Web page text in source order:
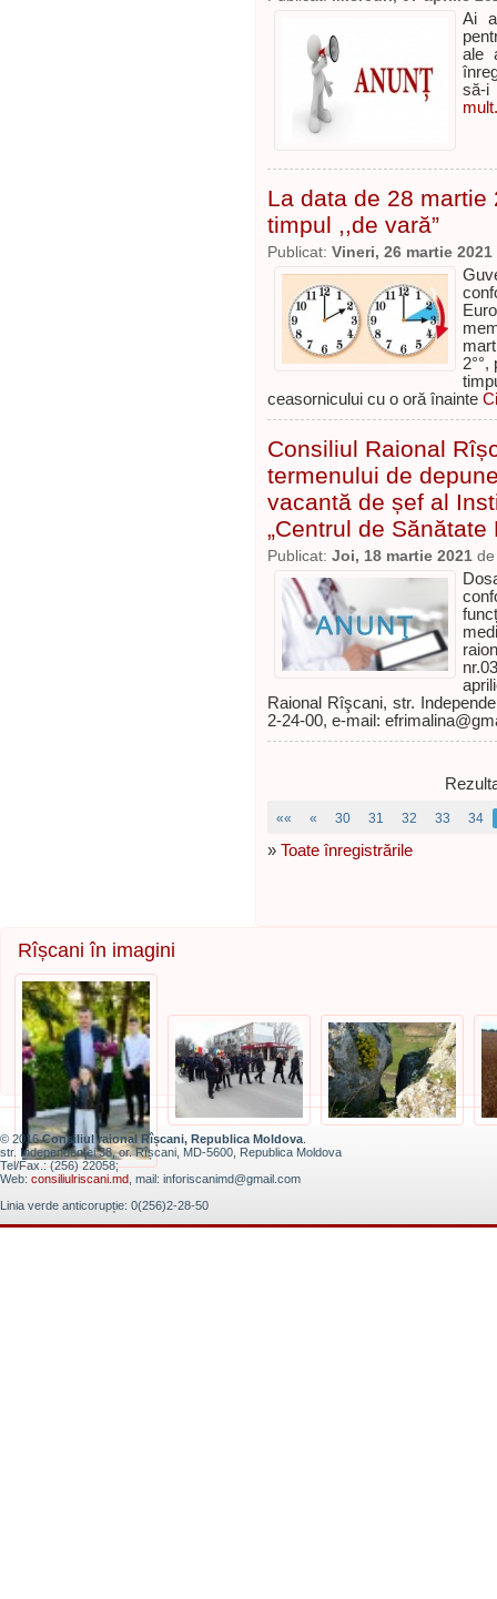
Ai
ale
să-i
La data de 28
timpul ,,de vară”
Publicat: Vineri, 26 martie 2021
ceasornicului cu o oră înainte
Consiliul Raional
termenului de
vacantă de șef al
„Centrul de Sănătate
Publicat: Joi, 18 martie 2021
Raional Rîşcani, str.
2-24-00, e-mail:
«« « 30 31 32 33 34
» Toate înregistrările
Rîșcani în imagini
© 2016Consiliul raional Rîșcani, Republica Moldova
str. Independenţei 38, or. Rîșcani, MD-5600, Republica Moldova
Tel/Fax.: (256) 22058;
Web: consiliulriscani.md , mail: inforiscanimd@gmail.com
Linia verde anticorupție: 0(256)2-28-50